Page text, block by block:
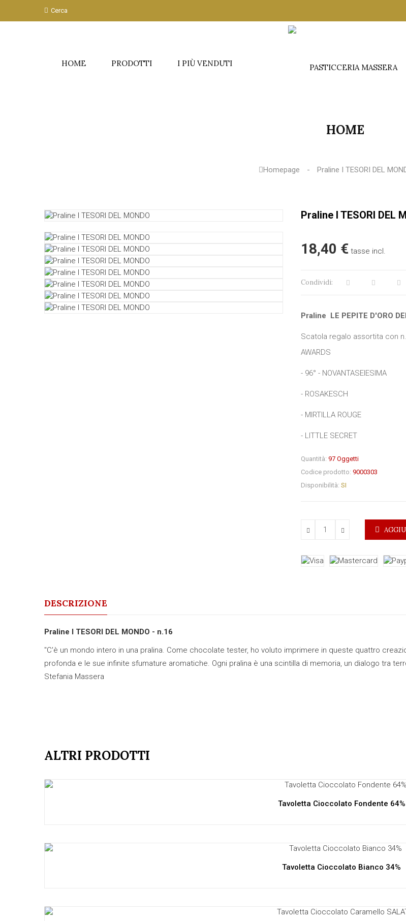
Cerca
HOME PRODOTTI I PIÙ VENDUTI
HOME
Homepage Praline I TESORI DEL
Praline I TESORI DEL
18,40 € tasse incl.
Condividi:
Praline LE PEPITE D'ORO
Scatola regalo assortita con
AWARDS
- 96° - NOVANTASEIESIMA
- ROSAKESCH
- MIRTILLA ROUGE
- LITTLE SECRET
Quantità: 97 Oggetti
Codice prodotto: 9000303
Disponibilità: SI
DESCRIZIONE
Praline I TESORI DEL MONDO - n.16
"C'è un mondo intero in una pralina. Come chocolate tester, ho voluto imprimere in queste quattro
profonda e le sue infinite sfumature aromatiche. Ogni pralina è una scintilla di memoria, un dialogo tra
Stefania Massera
ALTRI PRODOTTI
Tavoletta Cioccolato Fondente 64%
Tavoletta Cioccolato Bianco 34%